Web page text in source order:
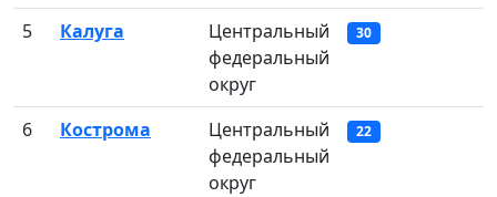
5 Калуга
Центральный
федеральный
округ
30
6 Кострома
Центральный
федеральный
округ
22